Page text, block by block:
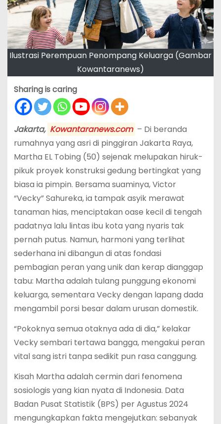
Ilustrasi Perempuan Penompang Keluarga (Gambar
Kowantaranews)
Sharing is caring
Jakarta, Kowantaranews.com – Di beranda
rumahnya yang asri di pinggiran Jakarta Raya,
Martha EL Tobing (50) sejenak melupakan hiruk-
pikuk proyek konstruksi gedung bertingkat yang
biasa ia pimpin. Bersama suaminya, Victor
“Vecky” Sahureka, ia tampak asyik merawat
tanaman hias, menciptakan oase kecil di tengah
padatnya lalu lintas ibu kota yang nyaris tak
pernah putus. Namun, harmoni yang terlihat
sederhana ini dibangun di atas fondasi
pembagian peran yang unik dan kerap dianggap
tabu: Martha adalah tulang punggung ekonomi
keluarga, sementara Vecky dengan lapang dada
mengambil porsi besar dalam urusan domestik.
“Pokoknya semua otaknya ada di dia,” kelakar
Vecky sembari tertawa bangga, mengakui peran
vital sang istri tanpa sedikit pun rasa canggung.
Kisah Martha adalah cermin dari fenomena
sosiologis yang kian nyata di Indonesia. Data
Badan Pusat Statistik (BPS) per Agustus 2024
mengungkapkan fakta mengejutkan: sebanyak